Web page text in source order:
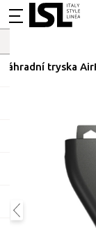
Náhradní tryska